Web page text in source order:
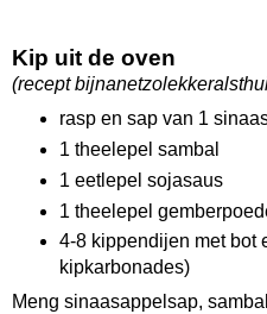
Kip uit de oven
(recept
rasp en sap van 1
1 theelepel sambal
1 eetlepel sojasaus
1 theelepel
4-8 kippendijen met bot
kipkarbonades)
Meng sinaasappelsap,